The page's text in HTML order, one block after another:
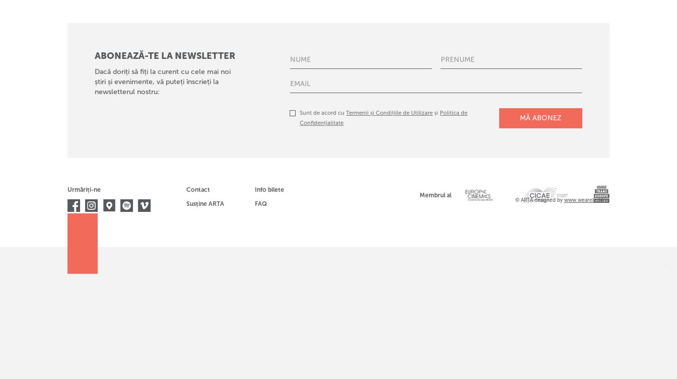
ABONEAZĂ-TE LA NEWSLETTER
Dacă doriți să fiți la curent cu cele mai noi
știri și evenimente, vă puteți înscrieți la
newsletterul nostru:
Sunt de acord cuTermenii și Condițiile de Utilizare și Politica de
Confidențialitate
Urmăriți-ne
Contact
Susține ARTA
Info bilete
FAQ
Membrul al
© ARTA designed by www.wearebold.ro